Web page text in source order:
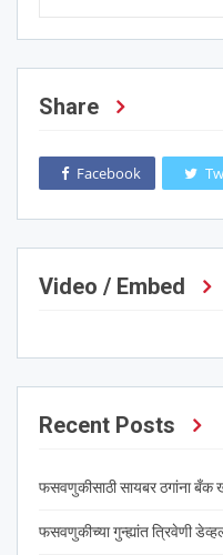
Share
Facebook
Video / Embed
Recent Posts
फसवणुकीसाठी सायबर ठगांना बँक
फसवणुकीच्या गुन्ह्यांत त्रिवेणी